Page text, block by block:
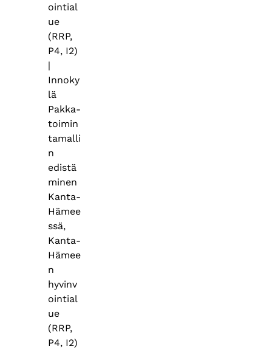
ointial
ue
(RRP,
P4, I2)
|
Innoky
lä
Pakka-
toimin
tamalli
n
edistä
minen
Kanta-
Hämee
ssä,
Kanta-
Hämee
n
hyvinv
ointial
ue
(RRP,
P4, I2)